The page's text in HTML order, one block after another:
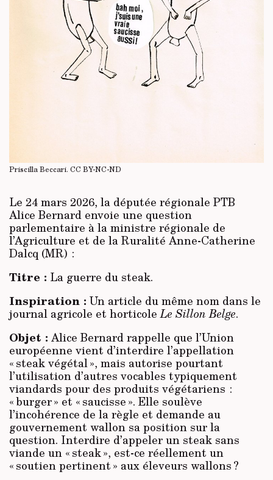
Priscilla Beccari. CC BY-NC-ND
Le 24 mars 2026, la députée régionale PTB
Alice Bernard envoie une question
parlementaire à la ministre régionale de
l’Agriculture et de la Ruralité Anne-Catherine
Dalcq (MR) :
Titre : La guerre du steak.
Inspiration : Un article du même nom dans le
journal agricole et horticoleLe Sillon Belge.
Objet : Alice Bernard rappelle que l’Union
européenne vient d’interdire l’appellation
« steak végétal », mais autorise pourtant
l’utilisation d’autres vocables typiquement
viandards pour des produits végétariens :
« burger » et « saucisse ». Elle soulève
l’incohérence de la règle et demande au
gouvernement wallon sa position sur la
question. Interdire d’appeler un steak sans
viande un « steak », est-ce réellement un
« soutien pertinent » aux éleveurs wallons ?